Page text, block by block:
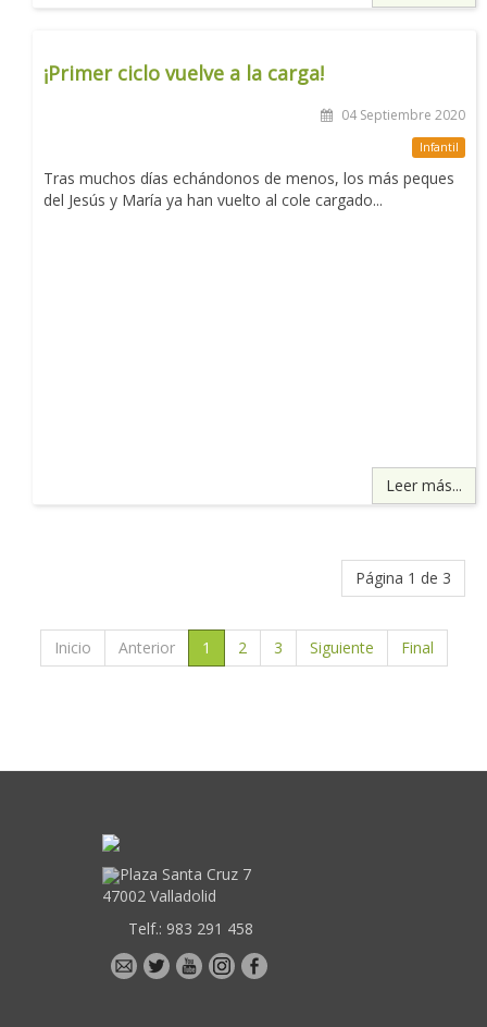
¡Primer ciclo vuelve a la carga!
04 Septiembre 2020
Infantil
Tras muchos días echándonos de menos, los más peques
del Jesús y María ya han vuelto al cole cargado...
Leer más...
Página 1 de 3
Inicio Anterior 1 2 3 Siguiente Final
Plaza Santa Cruz 7
47002 Valladolid
Telf.: 983 291 458